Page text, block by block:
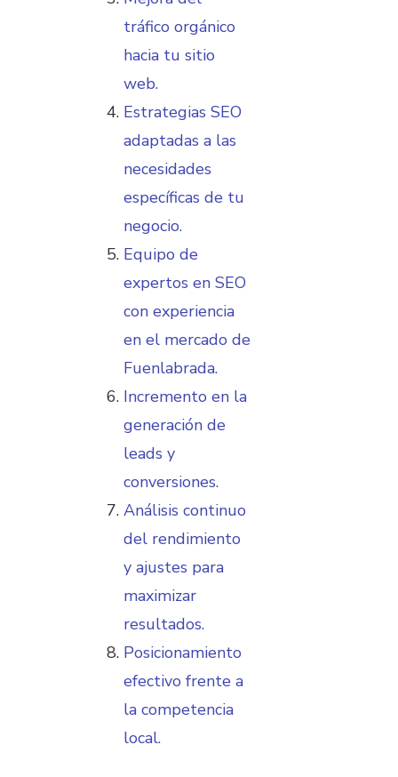
tráfico orgánico
hacia tu sitio
web.
Estrategias SEO
adaptadas a las
necesidades
específicas de tu
negocio.
Equipo de
expertos en SEO
con experiencia
en el mercado de
Fuenlabrada.
Incremento en la
generación de
leads y
conversiones.
Análisis continuo
del rendimiento
y ajustes para
maximizar
resultados.
Posicionamiento
efectivo frente a
la competencia
local.